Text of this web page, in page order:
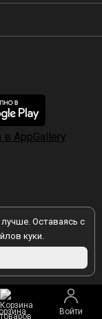
Войти
Оставаясь с
куки.